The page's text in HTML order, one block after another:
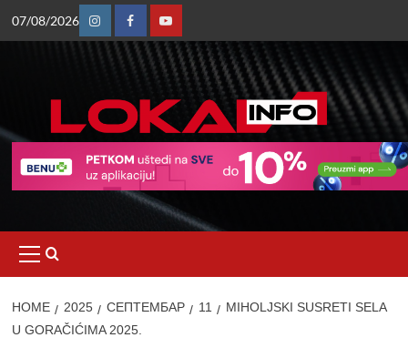
07/08/2026
InstagramFacebookYoutube
Menu
HOME 2025 СЕПТЕМБАР 11
MIHOLJSKI SUSRETI SELA
U GORAČIĆIMA 2025.